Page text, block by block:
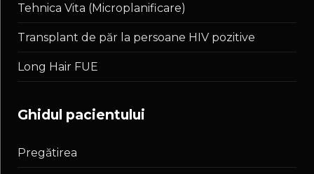
Tehnica Vita (Microplanificare)
Transplant de păr la persoane HIV pozitive
Long Hair FUE
ghidul pacientului
Pregătirea